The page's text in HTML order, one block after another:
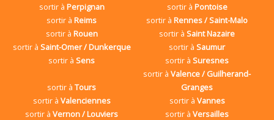
sortir à Perpignan sortir à Pontoise
sortir àReims sortir àRennes / Saint-Malo
sortir à Rouen sortir àSaint Nazaire
sortir à Saint-Omer / Dunkerque sortir àSaumur
sortir àSens sortir àSuresnes
sortir àTours
sortir àValence / Guilherand-
Granges
sortir à Valenciennes sortir à Vannes
sortir àVernon / Louviers sortir àVersailles